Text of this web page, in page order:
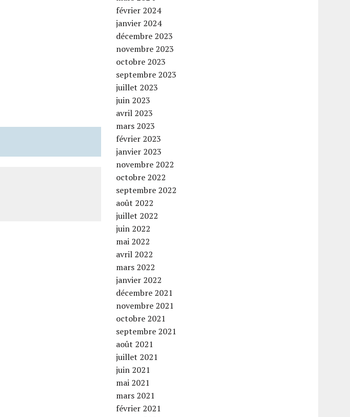
février 2024
janvier 2024
décembre 2023
novembre 2023
octobre 2023
septembre 2023
juillet 2023
juin 2023
avril 2023
mars 2023
février 2023
janvier 2023
novembre 2022
octobre 2022
septembre 2022
août 2022
juillet 2022
juin 2022
mai 2022
avril 2022
mars 2022
janvier 2022
décembre 2021
novembre 2021
octobre 2021
septembre 2021
août 2021
juillet 2021
juin 2021
mai 2021
mars 2021
février 2021